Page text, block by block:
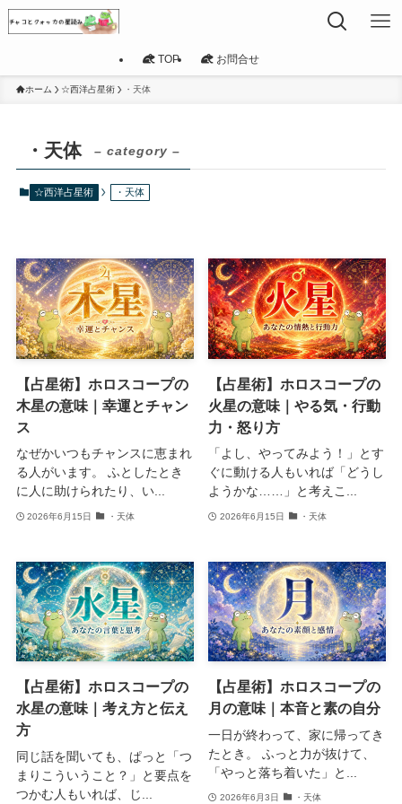
TOP お問合せ
ホーム ☆西洋占星術 ・天体
・天体 – category –
☆西洋占星術 ・天体
【占星術】ホロスコープの
木星の意味｜幸運とチャン
ス
なぜかいつもチャンスに恵まれ
る人がいます。 ふとしたとき
に人に助けられたり、い...
2026年6月15日 ・天体
【占星術】ホロスコープの
火星の意味｜やる気・行動
力・怒り方
「よし、やってみよう！」とす
ぐに動ける人もいれば「どうし
ようかな……」と考えこ...
2026年6月15日 ・天体
【占星術】ホロスコープの
水星の意味｜考え方と伝え
方
同じ話を聞いても、ぱっと「つ
まりこういうこと？」と要点を
つかむ人もいれば、じ...
【占星術】ホロスコープの
月の意味｜本音と素の自分
一日が終わって、家に帰ってき
たとき。 ふっと力が抜けて、
「やっと落ち着いた」と...
2026年6月3日 ・天体